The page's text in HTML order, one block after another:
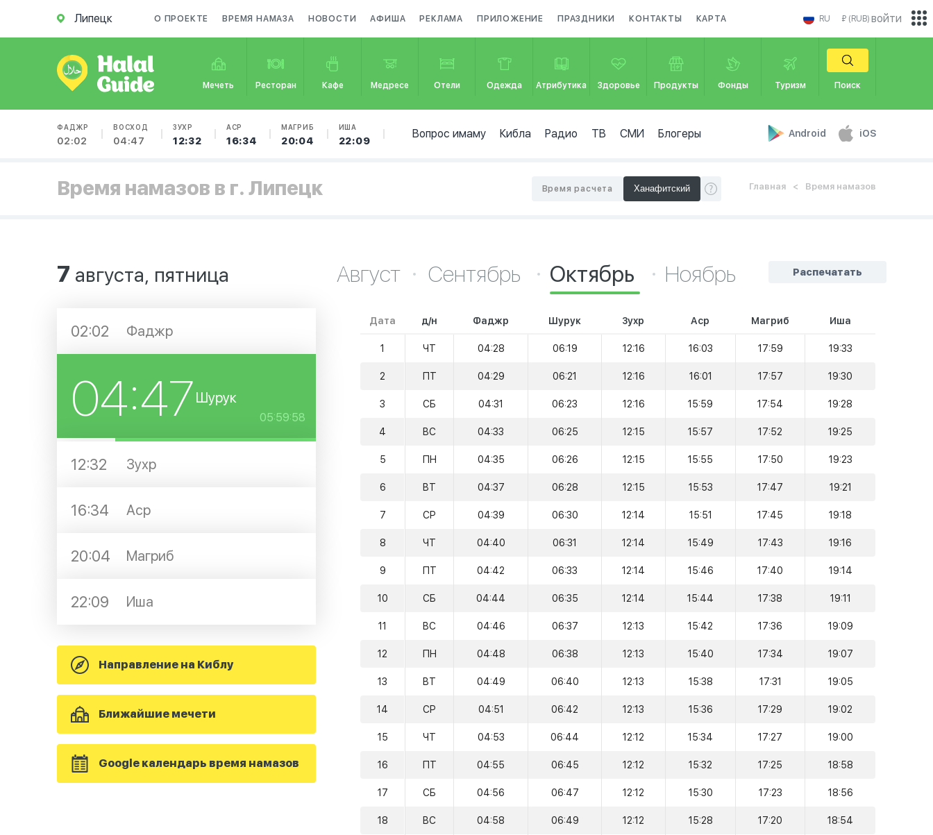
Липецк О ПРОЕКТЕ ВРЕМЯ НАМАЗА НОВОСТИ АФИША РЕКЛАМА ПРИЛОЖЕНИЕ ПРАЗДНИКИ КОНТАКТЫ КАРТА RU ₽ (RUB)
Мечеть Ресторан Кафе Медресе Отели Одежда Атрибутика Здоровье Продукты Фонды Туризм Поиск
ФАДЖР
02:02
ВОСХОД
04:47
ЗУХР
12:32
АСР
16:34
МАГРИБ
20:04
ИША
22:09
Вопрос имаму Кибла Радио ТВ СМИ Блогеры Android iOS
войти
Время намазов в г. Липецк Главная Время намазов
Время расчета
7 августа, пятница
02:02 Фаджр
04:47 Шурук
05:59:57
12:32 Зухр
16:34 Аср
20:04 Магриб
22:09 Иша
Направление на Киблу
Ближайшие мечети
Google календарь время намазов
Распечатать
Август Сентябрь Октябрь Ноябрь
Дата д/н Фаджр Шурук Зухр Аср Магриб Иша
1 ЧТ 04:28 06:19 12:16 16:03 17:59 19:33
2 ПТ 04:29 06:21 12:16 16:01 17:57 19:30
3 СБ 04:31 06:23 12:16 15:59 17:54 19:28
4 ВС 04:33 06:25 12:15 15:57 17:52 19:25
5 ПН 04:35 06:26 12:15 15:55 17:50 19:23
6 ВТ 04:37 06:28 12:15 15:53 17:47 19:21
7 СР 04:39 06:30 12:14 15:51 17:45 19:18
8 ЧТ 04:40 06:31 12:14 15:49 17:43 19:16
9 ПТ 04:42 06:33 12:14 15:46 17:40 19:14
10 СБ 04:44 06:35 12:14 15:44 17:38 19:11
11 ВС 04:46 06:37 12:13 15:42 17:36 19:09
12 ПН 04:48 06:38 12:13 15:40 17:34 19:07
13 ВТ 04:49 06:40 12:13 15:38 17:31 19:05
14 СР 04:51 06:42 12:13 15:36 17:29 19:02
15 ЧТ 04:53 06:44 12:12 15:34 17:27 19:00
16 ПТ 04:55 06:45 12:12 15:32 17:25 18:58
17 СБ 04:56 06:47 12:12 15:30 17:23 18:56
18 ВС 04:58 06:49 12:12 15:28 17:20 18:54